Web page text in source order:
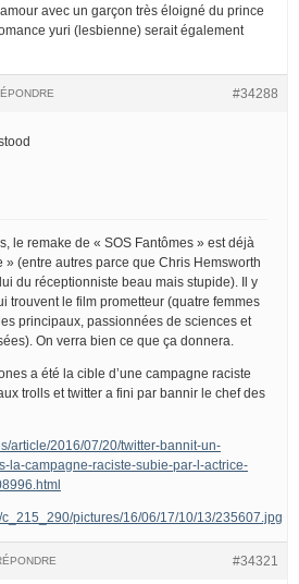
avec un garçon très éloigné du prince
yuri (lesbienne) serait également
#34288
le remake de « SOS Fantômes » est déjà
» (entre autres parce que Chris Hemsworth
du réceptionniste beau mais stupide). Il y
trouvent le film prometteur (quatre femmes
principaux, passionnées de sciences et
On verra bien ce que ça donnera.
a été la cible d’une campagne raciste
trolls et twitter a fini par bannir le chef des
article/2016/07/20/twitter-bannit-un-
la-campagne-raciste-subie-par-l-actrice-
pictures/16/06/17/10/13/235607.jpg
#34321